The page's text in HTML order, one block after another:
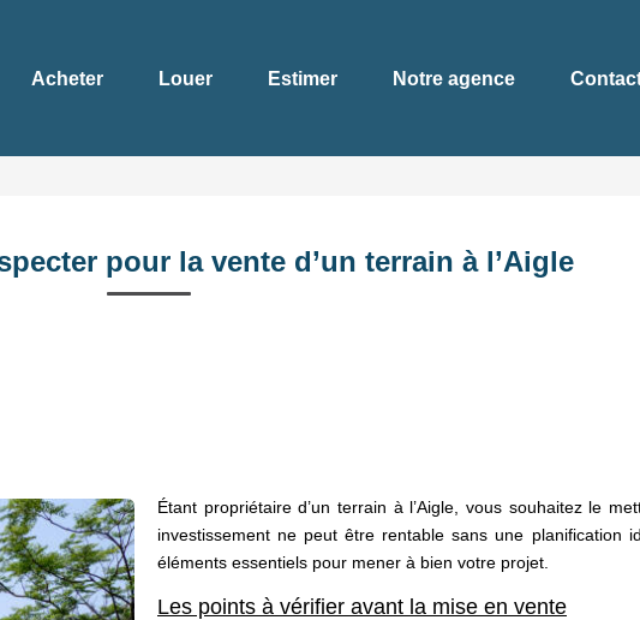
Acheter Louer Estimer Notre agence
pour la vente d’un terrain à l’Aigle
Étant propriétaire d’un terrain à l’Aigle, vous souhaitez le
investissement ne peut être rentable sans une planification
éléments essentiels pour mener à bien votre projet.
Les points à vérifier avant la mise en vente